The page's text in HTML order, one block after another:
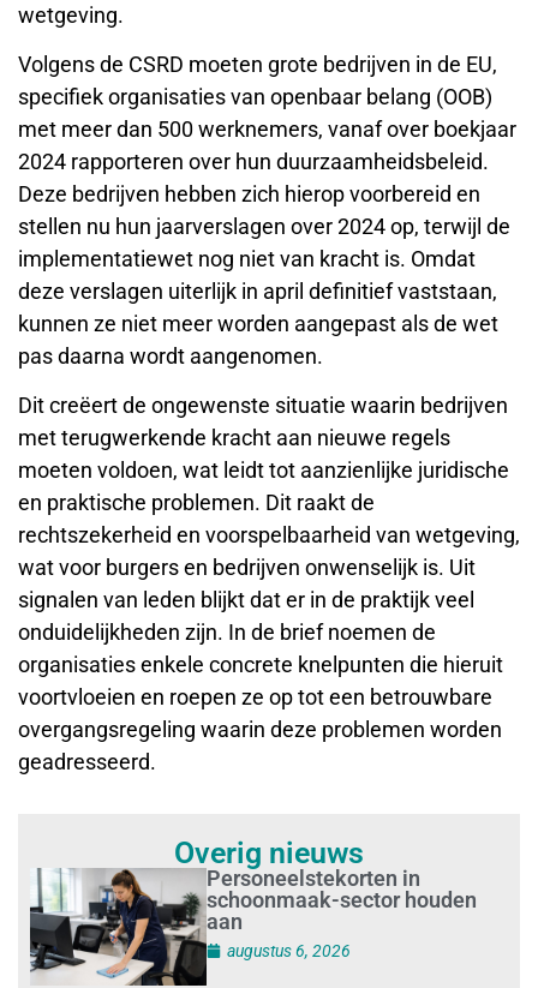
wetgeving.
Volgens de CSRD moeten grote bedrijven in de EU,
specifiek organisaties van openbaar belang (OOB)
met meer dan 500 werknemers, vanaf over boekjaar
2024 rapporteren over hun duurzaamheidsbeleid.
Deze bedrijven hebben zich hierop voorbereid en
stellen nu hun jaarverslagen over 2024 op, terwijl de
implementatiewet nog niet van kracht is. Omdat
deze verslagen uiterlijk in april definitief vaststaan,
kunnen ze niet meer worden aangepast als de wet
pas daarna wordt aangenomen.
Dit creëert de ongewenste situatie waarin bedrijven
met terugwerkende kracht aan nieuwe regels
moeten voldoen, wat leidt tot aanzienlijke juridische
en praktische problemen. Dit raakt de
rechtszekerheid en voorspelbaarheid van wetgeving,
wat voor burgers en bedrijven onwenselijk is. Uit
signalen van leden blijkt dat er in de praktijk veel
onduidelijkheden zijn. In de brief noemen de
organisaties enkele concrete knelpunten die hieruit
voortvloeien en roepen ze op tot een betrouwbare
overgangsregeling waarin deze problemen worden
geadresseerd.
Overig nieuws
Personeelstekorten in
schoonmaak-sector houden
aan
augustus 6, 2026